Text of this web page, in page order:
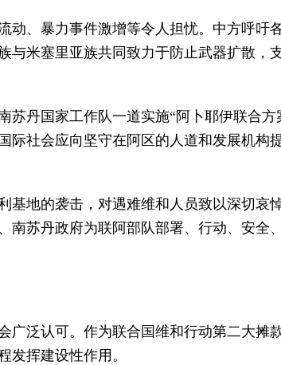
、暴力事件激增等令人担忧。中方呼吁
米塞里亚族共同致力于防止武器扩散，
丹国家工作队一道实施“阿卜耶伊联合方
社会应向坚守在阿区的人道和发展机构
地的袭击，对遇难维和人员致以深切哀
苏丹政府为联阿部队部署、行动、安全
泛认可。作为联合国维和行动第二大摊
发挥建设性作用。